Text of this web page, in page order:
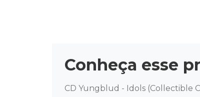
Conheça esse
CD Yungblud - Idols (Collectible